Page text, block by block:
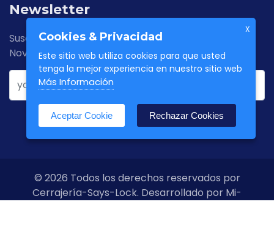
Newsletter
Suscríbase a Newsletter y esté atento a nuestras
Novedades
© 2026 Todos los derechos reservados por
Cerrajería-Says-Lock. Desarrollado por Mi-
X
Cookies & Privacidad
Este sitio web utiliza cookies para que usted
tenga la mejor experiencia en nuestro sitio web
Más Información
Aceptar Cookie Rechazar Cookies